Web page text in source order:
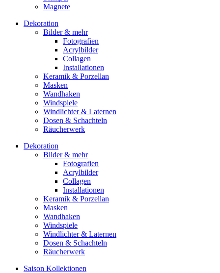
Magnete
Dekoration
Bilder & mehr
Fotografien
Acrylbilder
Collagen
Installationen
Keramik & Porzellan
Masken
Wandhaken
Windspiele
Windlichter & Laternen
Dosen & Schachteln
Räucherwerk
Dekoration
Bilder & mehr
Fotografien
Acrylbilder
Collagen
Installationen
Keramik & Porzellan
Masken
Wandhaken
Windspiele
Windlichter & Laternen
Dosen & Schachteln
Räucherwerk
Saison Kollektionen